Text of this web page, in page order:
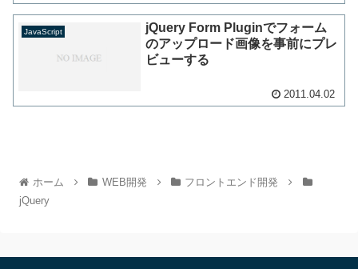
JavaScript
jQuery Form Pluginでフォーム
のアップロード画像を事前にプレ
ビューする
2011.04.02
ホーム WEB開発
フロントエンド開発
jQuery